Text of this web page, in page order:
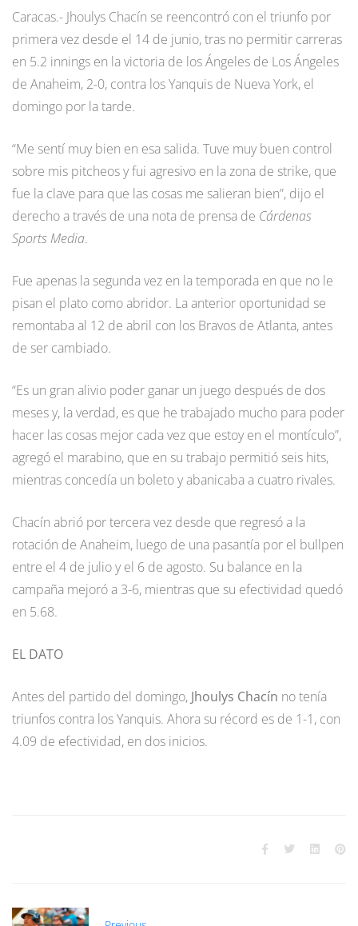
Caracas.- Jhoulys Chacín se reencontró con el triunfo por
primera vez desde el 14 de junio, tras no permitir carreras
en 5.2 innings en la victoria de los Ángeles de Los Ángeles
de Anaheim, 2-0, contra los Yanquis de Nueva York, el
domingo por la tarde.
“Me sentí muy bien en esa salida. Tuve muy buen control
sobre mis pitcheos y fui agresivo en la zona de strike, que
fue la clave para que las cosas me salieran bien”, dijo el
derecho a través de una nota de prensa de Cárdenas
Sports Media.
Fue apenas la segunda vez en la temporada en que no le
pisan el plato como abridor. La anterior oportunidad se
remontaba al 12 de abril con los Bravos de Atlanta, antes
de ser cambiado.
“Es un gran alivio poder ganar un juego después de dos
meses y, la verdad, es que he trabajado mucho para poder
hacer las cosas mejor cada vez que estoy en el montículo”,
agregó el marabino, que en su trabajo permitió seis hits,
mientras concedía un boleto y abanicaba a cuatro rivales.
Chacín abrió por tercera vez desde que regresó a la
rotación de Anaheim, luego de una pasantía por el bullpen
entre el 4 de julio y el 6 de agosto. Su balance en la
campaña mejoró a 3-6, mientras que su efectividad quedó
en 5.68.
EL DATO
Antes del partido del domingo, Jhoulys Chacín no tenía
triunfos contra los Yanquis. Ahora su récord es de 1-1, con
4.09 de efectividad, en dos inicios.